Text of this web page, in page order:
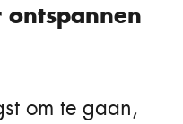
ontspannen
om te gaan,